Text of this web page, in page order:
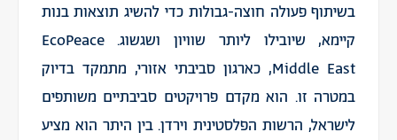
בשיתוף פעולה חוצה-גבולות כדי להשיג תוצאות בנות
קיימא, שיובילו ליותר שוויון ושגשוג. EcoPeace
Middle East, כארגון סביבתי אזורי, מתמקד בדיוק
במטרה זו. הוא מקדם פרויקטים סביבתיים משותפים
לישראל, הרשות הפלסטינית וירדן. בין היתר הוא מציע